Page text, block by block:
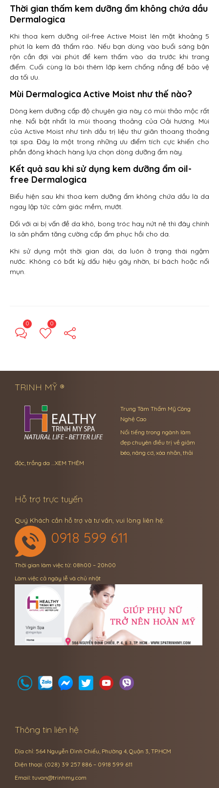
Thời gian thấm kem dưỡng ẩm không chứa dầu
Dermalogica
Khi thoa kem dưỡng oil-free Active Moist lên mặt khoảng 5
phút là kem đã thấm ráo. Nếu bạn dùng vào buổi sáng bận
rộn cần đợi vài phút để kem thấm vào da trước khi trang
điểm. Cuối cùng là bôi thêm lớp kem chống nắng để bảo vệ
da tối ưu.
Mùi Dermalogica Active Moist như thế nào?
Dòng kem dưỡng cấp độ chuyên gia này có mùi thảo mộc rất
nhẹ. Nổi bật nhất là mùi thoang thoảng của Oải hương. Mùi
của Active Moist như tinh dầu trị liệu thư giãn thoang thoảng
tại spa. Đây là một trong những ưu điểm tích cực khiến cho
phần đông khách hàng lựa chọn dòng dưỡng ẩm này.
Kết quả sau khi sử dụng kem dưỡng ẩm oil-
free Dermalogica
Biểu hiện sau khi thoa kem dưỡng ẩm không chứa dầu là da
ngay lập tức cảm giác mềm, mướt.
Đối với ai bị vấn đề da khô, bong tróc hay nứt nẻ thì đây chính
là sản phẩm tăng cường cấp ẩm phục hồi cho da.
Khi sử dụng một thời gian dài, da luôn ở trạng thái ngậm
nước. Không có bất kỳ dấu hiệu gây nhờn, bí bách hoặc nổi
mụn.
0 0
TRINH MỸ ®
Trung Tâm Thẩm Mỹ Công
Nghệ Cao
Nổi tiếng trong ngành làm
đẹp chuyên điều trị về giảm
béo, nâng cơ, xóa nhăn, thải
độc, trắng da …XEM THÊM
Hỗ trợ trực tuyến
Quý Khách cần hỗ trợ và tư vấn, vui lòng liên hệ:
0918 599 611
Thời gian làm việc từ: 08h00 – 20h00
Làm việc cả ngày lễ và chủ nhật
Thông tin liên hệ
Địa chỉ: 564 Nguyễn Đình Chiểu, Phường 4, Quận 3, TP.HCM
Điện thoại: (028) 39 257 886 – 0918 599 611
Email: tuvan@trinhmy.com